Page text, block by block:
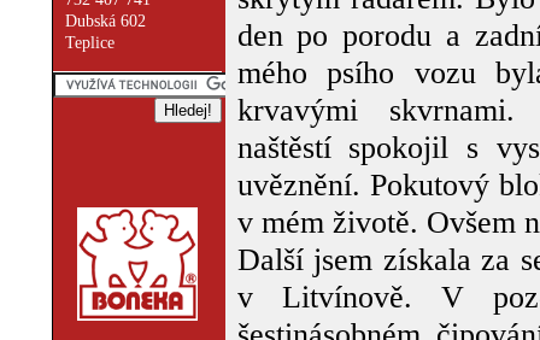
Dubská 602
Teplice
den po porodu a
mého psího vozu
krvavými skvrnami.
naštěstí spokojil s
uvěznění. Pokutový
v mém životě. Ovšem
Další jsem získala za
v Litvínově. V